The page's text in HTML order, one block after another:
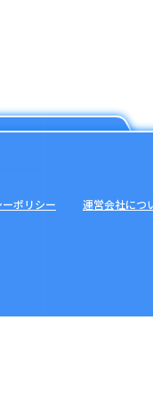
ポリシー 運営会社につ